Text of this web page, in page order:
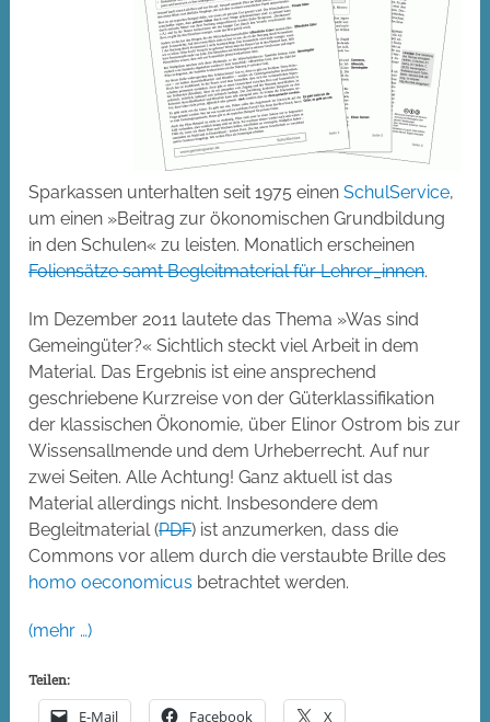
Sparkassen unterhalten seit 1975 einenSchulService,
um einen »Beitrag zur ökonomischen Grundbildung
in den Schulen« zu leisten. Monatlich erscheinen
Foliensätze samt Begleitmaterial für Lehrer_innen.
Im Dezember 2011 lautete das Thema »Was sind
Gemeingüter?« Sichtlich steckt viel Arbeit in dem
Material. Das Ergebnis ist eine ansprechend
geschriebene Kurzreise von der Güterklassifikation
der klassischen Ökonomie, über Elinor Ostrom bis zur
Wissensallmende und dem Urheberrecht. Auf nur
zwei Seiten. Alle Achtung! Ganz aktuell ist das
Material allerdings nicht. Insbesondere dem
Begleitmaterial (PDF) ist anzumerken, dass die
Commons vor allem durch die verstaubte Brille des
homo oeconomicus betrachtet werden.
(mehr …)
Teilen:
E-Mail Facebook X